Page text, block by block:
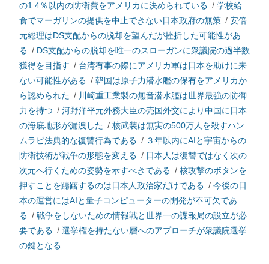
の1.4％以内の防衛費をアメリカに決められている / 学校給
食でマーガリンの提供を中止できない日本政府の無策 / 安倍
元総理はDS支配からの脱却を望んだが挫折した可能性があ
る / DS支配からの脱却を唯一のスローガンに衆議院の過半数
獲得を目指す / 台湾有事の際にアメリカ軍は日本を助けに来
ない可能性がある / 韓国は原子力潜水艦の保有をアメリカか
ら認められた / 川崎重工業製の無音潜水艦は世界最強の防御
力を持つ / 河野洋平元外務大臣の売国外交により中国に日本
の海底地形が漏洩した / 核武装は無実の500万人を殺すハン
ムラビ法典的な復讐行為である / ３年以内にAIと宇宙からの
防衛技術が戦争の形態を変える / 日本人は復讐ではなく次の
次元へ行くための姿勢を示すべきである / 核攻撃のボタンを
押すことを躊躇するのは日本人政治家だけである / 今後の日
本の運営にはAIと量子コンピューターの開発が不可欠であ
る / 戦争をしないための情報戦と世界一の諜報局の設立が必
要である / 選挙権を持たない層へのアプローチが衆議院選挙
の鍵となる